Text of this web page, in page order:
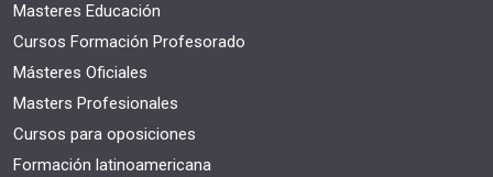
Masteres Educación
Cursos Formación Profesorado
Másteres Oficiales
Masters Profesionales
Cursos para oposiciones
Formación latinoamericana